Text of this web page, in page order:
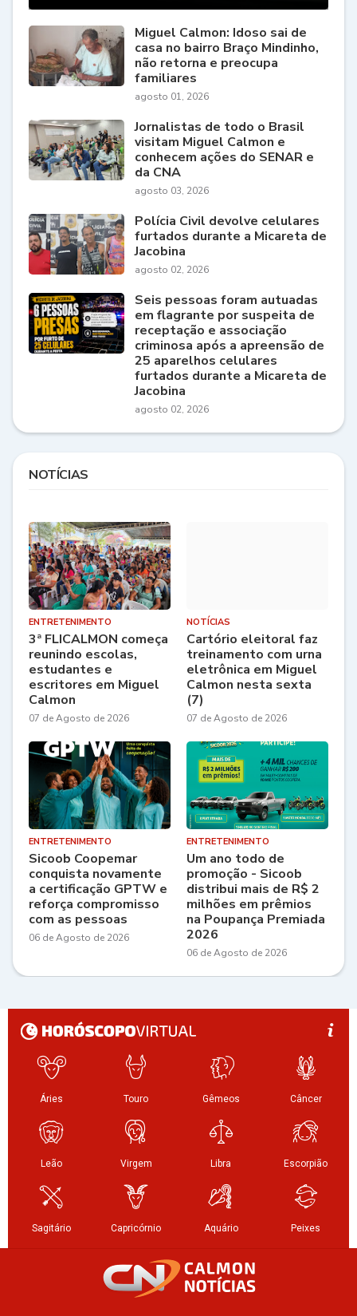
Miguel Calmon: Idoso sai de
casa no bairro Braço Mindinho,
não retorna e preocupa
familiares
agosto 01, 2026
Jornalistas de todo o Brasil
visitam Miguel Calmon e
conhecem ações do SENAR e
da CNA
agosto 03, 2026
Polícia Civil devolve celulares
furtados durante a Micareta de
Jacobina
agosto 02, 2026
Seis pessoas foram autuadas
em flagrante por suspeita de
receptação e associação
criminosa após a apreensão de
25 aparelhos celulares
furtados durante a Micareta de
Jacobina
agosto 02, 2026
NOTÍCIAS
ENTRETENIMENTO
3ª FLICALMON começa
reunindo escolas,
estudantes e
escritores em Miguel
Calmon
07 de Agosto de 2026
NOTÍCIAS
Cartório eleitoral faz
treinamento com urna
eletrônica em Miguel
Calmon nesta sexta
(7)
07 de Agosto de 2026
ENTRETENIMENTO
Sicoob Coopemar
conquista novamente
a certificação GPTW e
reforça compromisso
com as pessoas
06 de Agosto de 2026
ENTRETENIMENTO
Um ano todo de
promoção - Sicoob
distribui mais de R$ 2
milhões em prêmios
na Poupança Premiada
2026
06 de Agosto de 2026